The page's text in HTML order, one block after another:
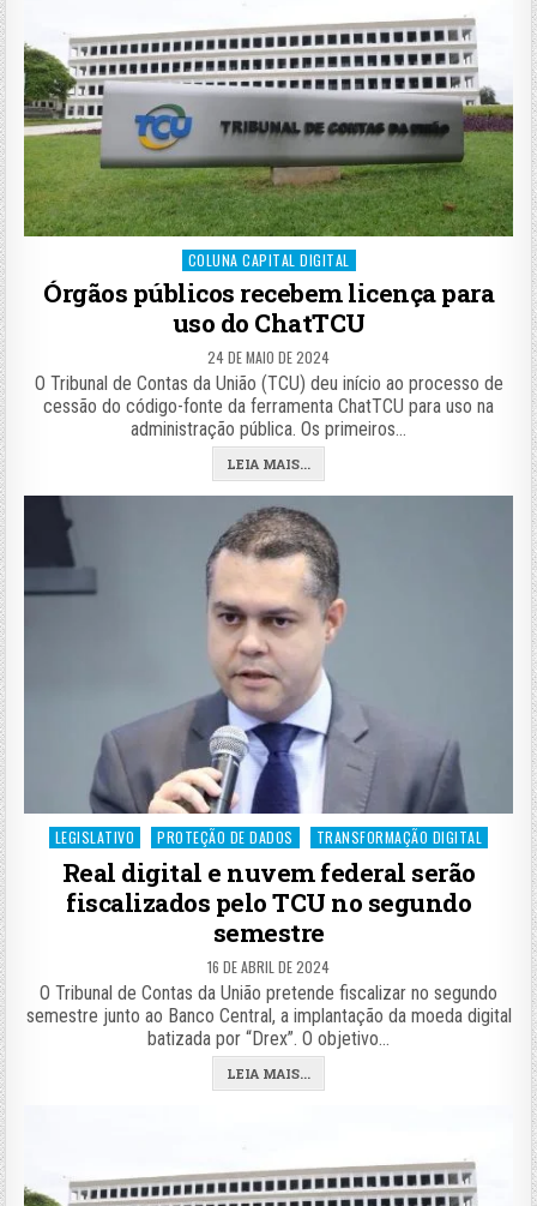
Posted
in
COLUNA CAPITAL DIGITAL
Órgãos públicos recebem licença para
uso do ChatTCU
24 DE MAIO DE 2024
O Tribunal de Contas da União (TCU) deu início ao processo de
cessão do código-fonte da ferramenta ChatTCU para uso na
administração pública. Os primeiros…
LEIA MAIS...
Posted
LEGISLATIVO PROTEÇÃO DE DADOS TRANSFORMAÇÃO DIGITAL
Real digital e nuvem federal serão
fiscalizados pelo TCU no segundo
semestre
16 DE ABRIL DE 2024
O Tribunal de Contas da União pretende fiscalizar no segundo
semestre junto ao Banco Central, a implantação da moeda digital
batizada por “Drex”. O objetivo…
LEIA MAIS...